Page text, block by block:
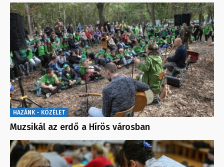
HAZÁNK - KÖZÉLET
Muzsikál az erdő a Hírös városban